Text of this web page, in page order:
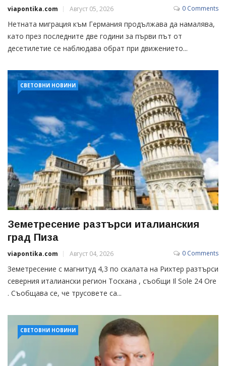
viapontika.com Август 05, 2026 0 Comments
Нетната миграция към Германия продължава да намалява,
като през последните две години за първи път от
десетилетие се наблюдава обрат при движението...
СВЕТОВНИ НОВИНИ
Земетресение разтърси италианския
град Пиза
viapontika.com Август 04, 2026 0 Comments
Земетресение с магнитуд 4,3 по скалата на Рихтер разтърси
северния италиански регион Тоскана , съобщи Il Sole 24 Ore
. Съобщава се, че трусовете са...
СВЕТОВНИ НОВИНИ